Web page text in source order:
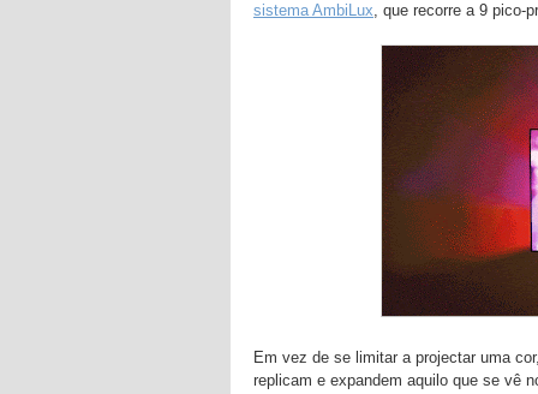
sistema AmbiLux, que recorre a 9 pico-
Em vez de se limitar a projectar uma
replicam e expandem aquilo que se vê